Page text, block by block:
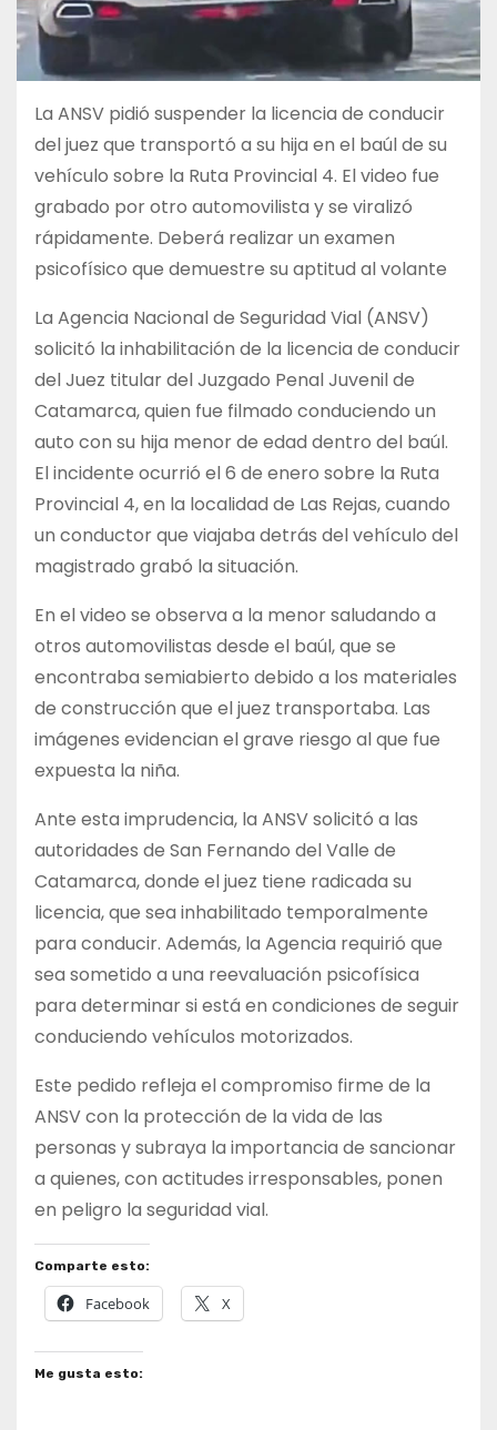
La ANSV pidió suspender la licencia de conducir
del juez que transportó a su hija en el baúl de su
vehículo sobre la Ruta Provincial 4. El video fue
grabado por otro automovilista y se viralizó
rápidamente. Deberá realizar un examen
psicofísico que demuestre su aptitud al volante
La Agencia Nacional de Seguridad Vial (ANSV)
solicitó la inhabilitación de la licencia de conducir
del Juez titular del Juzgado Penal Juvenil de
Catamarca, quien fue filmado conduciendo un
auto con su hija menor de edad dentro del baúl.
El incidente ocurrió el 6 de enero sobre la Ruta
Provincial 4, en la localidad de Las Rejas, cuando
un conductor que viajaba detrás del vehículo del
magistrado grabó la situación.
En el video se observa a la menor saludando a
otros automovilistas desde el baúl, que se
encontraba semiabierto debido a los materiales
de construcción que el juez transportaba. Las
imágenes evidencian el grave riesgo al que fue
expuesta la niña.
Ante esta imprudencia, la ANSV solicitó a las
autoridades de San Fernando del Valle de
Catamarca, donde el juez tiene radicada su
licencia, que sea inhabilitado temporalmente
para conducir. Además, la Agencia requirió que
sea sometido a una reevaluación psicofísica
para determinar si está en condiciones de seguir
conduciendo vehículos motorizados.
Este pedido refleja el compromiso firme de la
ANSV con la protección de la vida de las
personas y subraya la importancia de sancionar
a quienes, con actitudes irresponsables, ponen
en peligro la seguridad vial.
Comparte esto:
Facebook X
Me gusta esto: